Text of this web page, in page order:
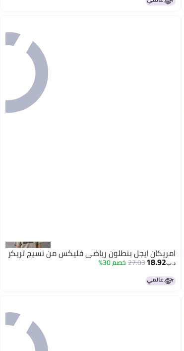
امريكان ايجل بنطلون رياضي فليكس من نسيج تريكر
د.ب‏18.92
27.03 خصم 30%